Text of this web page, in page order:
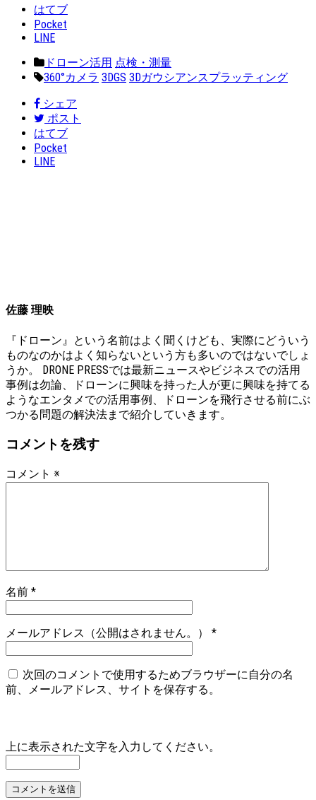
はてブ
Pocket
LINE
ドローン活用 点検・測量
360°カメラ 3DGS 3Dガウシアンスプラッティング
シェア
ポスト
はてブ
Pocket
LINE
佐藤 理映
『ドローン』という名前はよく聞くけども、実際にどういう
ものなのかはよく知らないという方も多いのではないでしょ
うか。 DRONE PRESSでは最新ニュースやビジネスでの活用
事例は勿論、ドローンに興味を持った人が更に興味を持てる
ようなエンタメでの活用事例、ドローンを飛行させる前にぶ
つかる問題の解決法まで紹介していきます。
コメントを残す
コメント ※
名前 *
メールアドレス（公開はされません。） *
次回のコメントで使用するためブラウザーに自分の名
前、メールアドレス、サイトを保存する。
上に表示された文字を入力してください。